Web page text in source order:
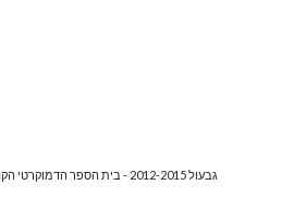
(c) גבעול 2012-2015 - בית הספר הדמוקרטי הקהילתי בגבעת אולגה